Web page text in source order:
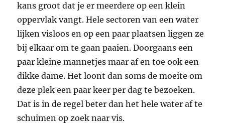
kans groot dat je er meerdere op een klein
oppervlak vangt. Hele sectoren van een water
lijken visloos en op een paar plaatsen liggen ze
bij elkaar om te gaan paaien. Doorgaans een
paar kleine mannetjes maar af en toe ook een
dikke dame. Het loont dan soms de moeite om
deze plek een paar keer per dag te bezoeken.
Dat is in de regel beter dan het hele water af te
schuimen op zoek naar vis.